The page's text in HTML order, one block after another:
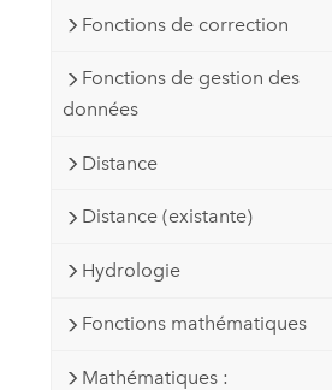
Fonctions de correction
Fonctions de gestion des
données
Distance
Distance (existante)
Hydrologie
Fonctions mathématiques
Mathématiques :